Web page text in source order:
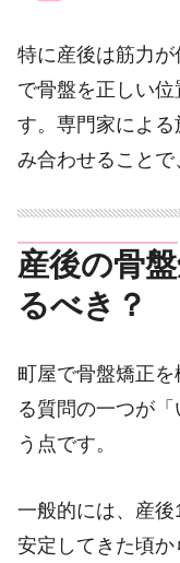
特に産後は筋力
で骨盤を正しい
す。専門家によ
み合わせることで
産後の骨
るべき？
町屋で骨盤矯正
る質問の一つが
う点です。
一般的には、産
安定してきた頃